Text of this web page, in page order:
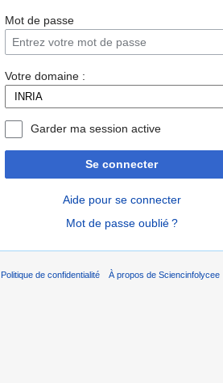
Mot de passe
Votre domaine :
Garder ma session active
Se connecter
Aide pour se connecter
Mot de passe oublié ?
Politique de confidentialité À propos de Sciencinfolycee